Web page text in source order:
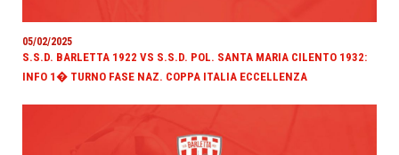
05/02/2025
S.S.D. BARLETTA 1922 VS S.S.D. POL. SANTA MARIA CILENTO 1932:
INFO 1� TURNO FASE NAZ. COPPA ITALIA ECCELLENZA